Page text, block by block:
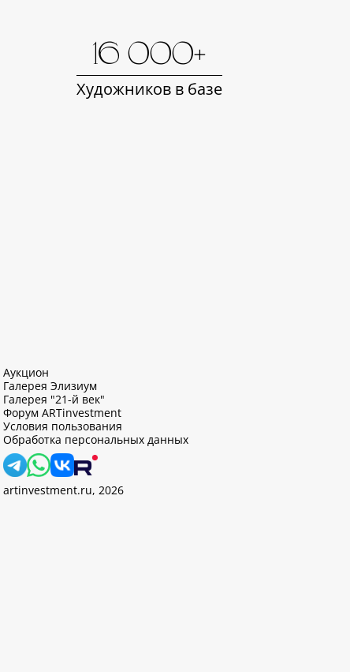
16 000+
Художников в базе
Аукцион
Галерея Элизиум
Галерея "21-й век"
Форум ARTinvestment
Условия пользования
Обработка персональных данных
artinvestment.ru, 2026